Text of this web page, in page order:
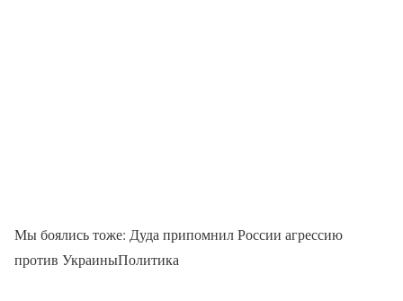
Мы боялись тоже: Дуда припомнил России агрессию
против УкраиныПолитика